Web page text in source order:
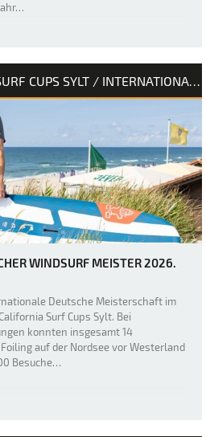
2026 CALIFORNIA SURF CUPS SYLT / INTERNATIONALE DEUTSCHE MEISTERSCHAFT
WINDSURF MEISTER 2026.
Deutsche Meisterschaft im
Surf Cups Sylt. Bei
konnten insgesamt 14
auf der Nordsee vor Westerland
Besuche…